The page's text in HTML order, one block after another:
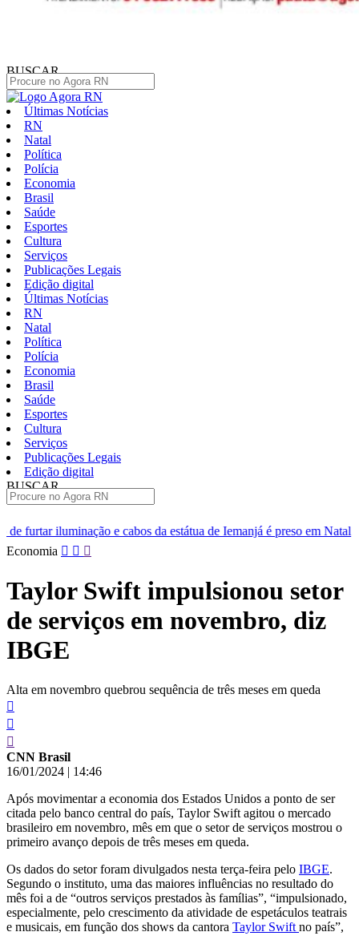
BUSCAR
Últimas Notícias
RN
Natal
Política
Polícia
Economia
Brasil
Saúde
Esportes
Cultura
Serviços
Publicações Legais
Edição digital
Últimas Notícias
RN
Natal
Política
Polícia
Economia
Brasil
Saúde
Esportes
Cultura
Serviços
Publicações Legais
Edição digital
BUSCAR
cabos da estátua de Iemanjá é preso em Natal
Homem é
Pular
conteúdo
Economia
Taylor Swift impulsionou setor
de serviços em novembro, diz
IBGE
Alta em novembro quebrou sequência de três meses em queda
CNN Brasil
16/01/2024 | 14:46
Após movimentar a economia dos Estados Unidos a ponto de ser
citada pelo banco central do país, Taylor Swift agitou o mercado
brasileiro em novembro, mês em que o setor de serviços mostrou o
primeiro avanço depois de três meses em queda.
Os dados do setor foram divulgados nesta terça-feira pelo IBGE.
Segundo o instituto, uma das maiores influências no resultado do
mês foi a de “outros serviços prestados às famílias”, “impulsionado,
especialmente, pelo crescimento da atividade de espetáculos teatrais
e musicais, em função dos shows da cantora Taylor Swift no país”,